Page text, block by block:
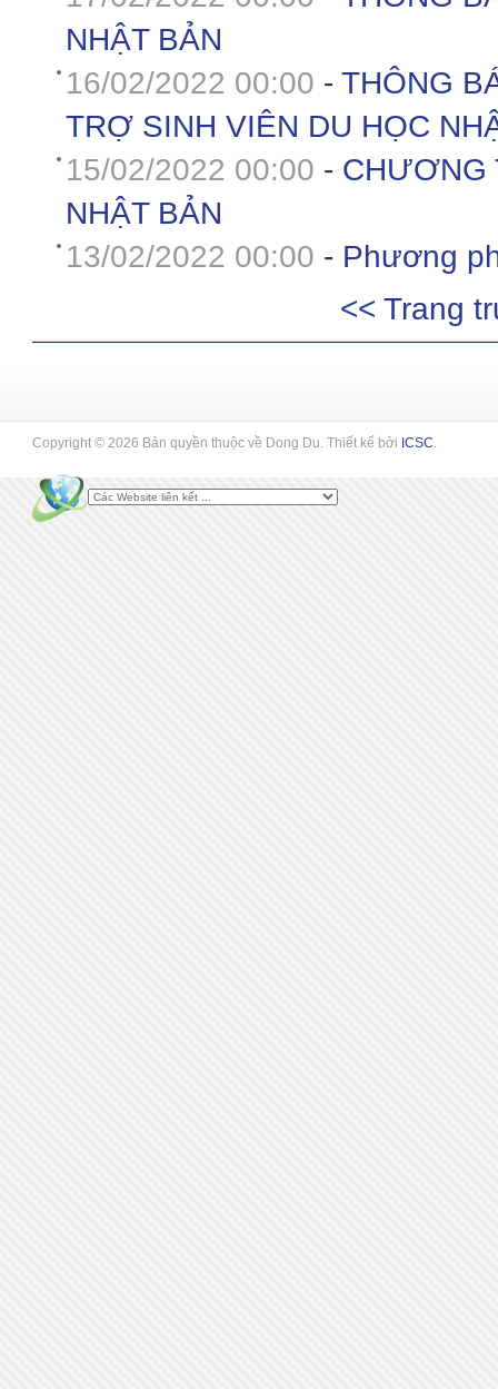
NHẬT BẢN
16/02/2022 00:00 - THÔNG
TRỢ SINH VIÊN DU HỌC
15/02/2022 00:00 - CHƯƠNG
NHẬT BẢN
13/02/2022 00:00 - Phương
<< Trang
Copyright © 2026 Bản quyền thuộc về Dong Du. Thiết kế bởi ICSC.